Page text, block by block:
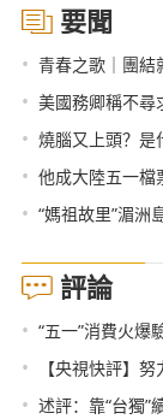
要聞
• 青春之歌｜團結
• 美國務卿稱不尋
• 燒腦又上頭？是
• 他成大陸五一檔
• “媽祖故里”湄洲
評論
• “五一”消費火爆
• 【央視快評】努
• 述評：靠“台獨”